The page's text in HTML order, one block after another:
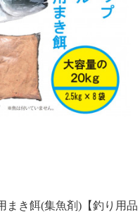
まき餌(集魚剤)【釣り用品